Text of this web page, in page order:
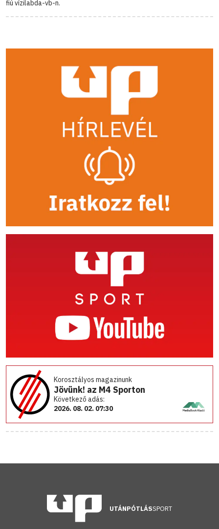
fiú vízilabda-vb-n.
Korosztályos magazinunk
Jövünk! az M4 Sporton
Következő adás:
2026. 08. 02. 07:30
UTÁNPÓTLÁSSPORT